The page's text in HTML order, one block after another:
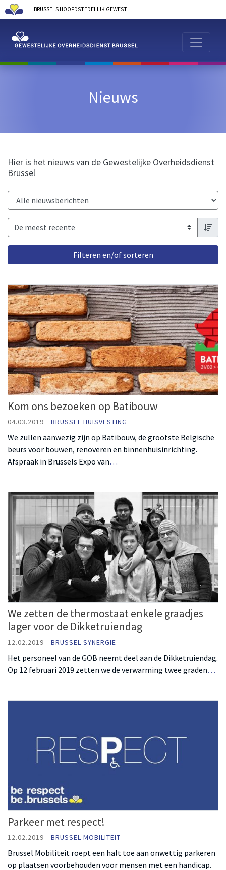
BRUSSELS HOOFDSTEDELIJK GEWEST
Nieuws
Hier is het nieuws van de Gewestelijke Overheidsdienst
Brussel
Categorie:
order
Kom ons bezoeken op Batibouw
04.03.2019 BRUSSEL HUISVESTING
We zullen aanwezig zijn op Batibouw, de grootste Belgische
beurs voor bouwen, renoveren en binnenhuisinrichting.
Afspraak in Brussels Expo van…
We zetten de thermostaat enkele graadjes
lager voor de Dikketruiendag
12.02.2019 BRUSSEL SYNERGIE
Het personeel van de GOB neemt deel aan de Dikketruiendag.
Op 12 februari 2019 zetten we de verwarming twee graden…
Parkeer met respect!
12.02.2019 BRUSSEL MOBILITEIT
Brussel Mobiliteit roept een halt toe aan onwettig parkeren
op plaatsen voorbehouden voor mensen met een handicap.